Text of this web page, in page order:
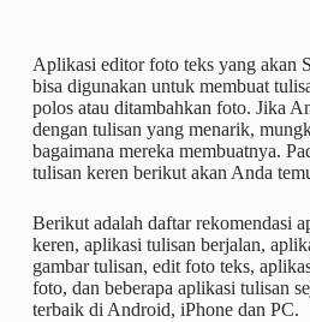
Aplikasi editor foto teks yang akan
bisa digunakan untuk membuat
polos atau ditambahkan foto. Jika
dengan tulisan yang menarik,
bagaimana mereka membuatnya.
tulisan keren berikut akan Anda
Berikut adalah daftar rekomendasi
keren, aplikasi tulisan berjalan,
gambar tulisan, edit foto teks,
foto, dan beberapa aplikasi tulisan
terbaik di Android, iPhone dan PC.